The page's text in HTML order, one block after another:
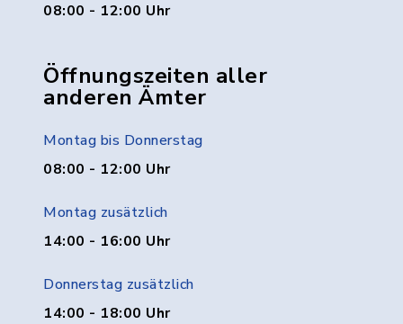
08:00 - 12:00 Uhr
Öffnungszeiten aller
anderen Ämter
Montag bis Donnerstag
08:00 - 12:00 Uhr
Montag zusätzlich
14:00 - 16:00 Uhr
Donnerstag zusätzlich
14:00 - 18:00 Uhr